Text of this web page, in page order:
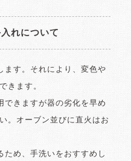
れについて
ます。それにより、変色や
きます。
できますが器の劣化を早め
。オーブン並びに直火はお
ため、手洗いをおすすめし